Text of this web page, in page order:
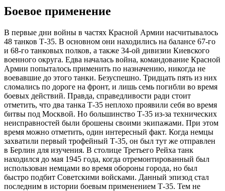
Боевое применение
В первые дни войны в частях Красной Армии насчитывалось
48 танков Т-35. В основном они находились на балансе 67-го
и 68-го танковых полков, а также 34-ой дивизии Киевского
военного округа. Едва началась война, командование Красной
Армии попыталось применить по назначению, никогда не
воевавшие до этого танки. Безуспешно. Тридцать пять из них
сломались по дороге на фронт, и лишь семь погибли во время
боевых действий. Правда, справедливости ради стоит
отметить, что два танка Т-35 неплохо проявили себя во время
битвы под Москвой. Но большинство Т-35 из-за технических
неисправностей были брошены своими экипажами. При этом
время можно отметить, один интересный факт. Когда немцы
захватили первый трофейный Т-35, он был тут же отправлен
в Берлин для изучения. В столице Третьего Рейха танк
находился до мая 1945 года, когда отремонтированный был
использован немцами во время обороны города, но был
быстро подбит Советскими войсками. Данный эпизод стал
последним в истории боевым применением Т-35. Тем не